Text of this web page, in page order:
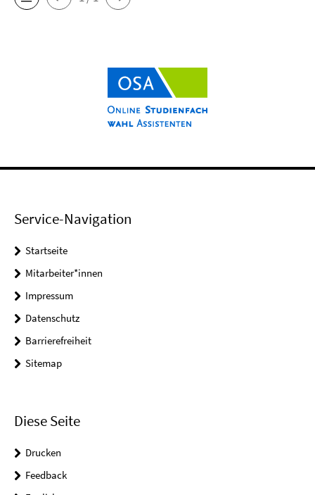
Service-Navigation
Startseite
Mitarbeiter*innen
Impressum
Datenschutz
Barrierefreiheit
Sitemap
Diese Seite
Drucken
Feedback